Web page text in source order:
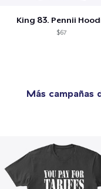
King 83. Pennii
$67
Más campañas